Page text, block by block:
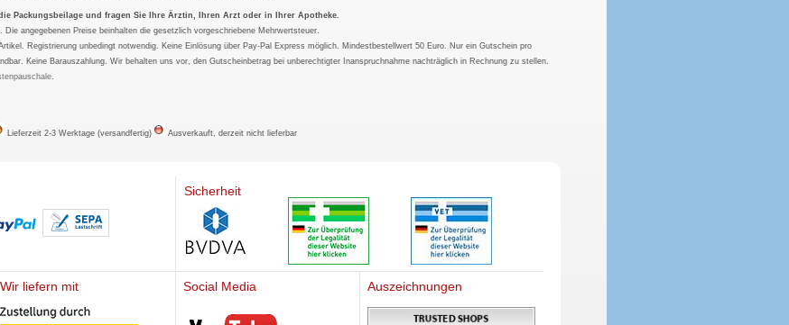
Packungsbeilage und fragen Sie Ihre Ärztin, Ihren Arzt oder in Ihrer Apotheke.
angegebenen Preise beinhalten die gesetzlich vorgeschriebene Mehrwertsteuer.
Registrierung unbedingt notwendig. Keine Einlösung über Pay-Pal Express möglich. Mindestbestellwert 50 Euro. Nur ein Gutschein pro
Keine Barauszahlung. Wir behalten uns vor, den Gutscheinbetrag bei unberechtigter Inanspruchnahme nachträglich in Rechnung zu stellen.
Lieferzeit 2-3 Werktage (versandfertig) Ausverkauft, derzeit nicht lieferbar
Sicherheit
Wir liefern mit Social Media
Mediherz
Auszeichnungen